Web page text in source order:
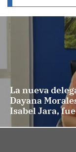
La nueva
Dayana
Isabel Jara,